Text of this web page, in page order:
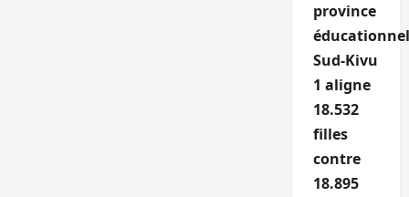
province
Sud-Kivu
1 aligne
18.532
filles
contre
18.895